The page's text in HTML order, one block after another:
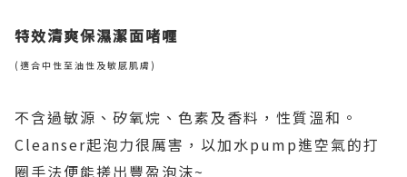
特效清爽保濕潔面啫喱
(適合中性至油性及敏感肌膚)
不含過敏源、矽氧烷、色素及香料，性質溫和。
Cleanser起泡力很厲害，以加水pump進空氣的打
圈手法便能搓出豐盈泡沫~